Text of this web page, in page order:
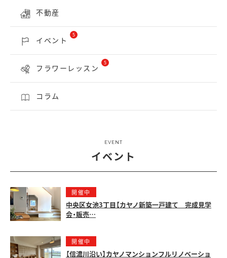
不動産
イベント
5
フラワーレッスン
5
コラム
EVENT
イベント
開催中
中央区女池3丁目【カヤノ新築一戸建て 完成見学
会・販売…
開催中
【信濃川沿い】カヤノマンションフルリノベーショ